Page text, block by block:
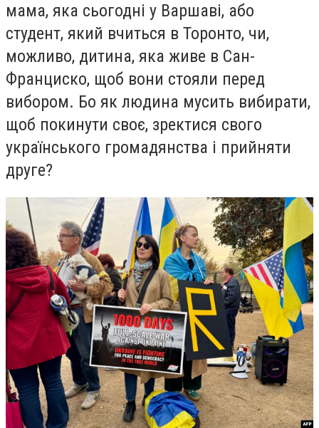
мама, яка сьогодні у Варшаві, або
студент, який вчиться в Торонто, чи,
можливо, дитина, яка живе в Сан-
Франциско, щоб вони стояли перед
вибором. Бо як людина мусить вибирати,
щоб покинути своє, зректися свого
українського громадянства і прийняти
друге?